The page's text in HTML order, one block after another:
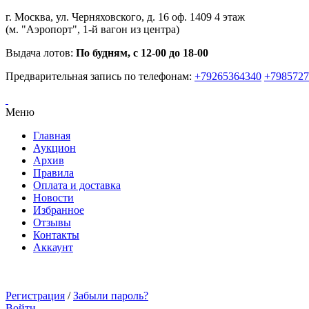
г. Москва, ул. Черняховского, д. 16 оф. 1409 4 этаж
(м. "Аэропорт", 1-й вагон из центра)
Выдача лотов: По будням, с 12-00 до 18-00
Предварительная запись по телефонам: +79265364340
Меню
Главная
Аукцион
Архив
Правила
Оплата и доставка
Новости
Избранное
Отзывы
Контакты
Аккаунт
Регистрация / Забыли пароль?